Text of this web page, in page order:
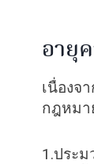
อายุ
เนื่องจ
กฎหมา
1.ประ